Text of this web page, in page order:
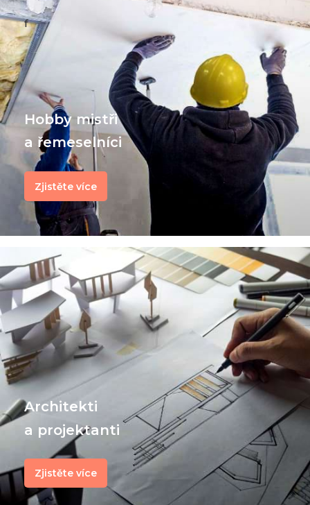
f
Hobby mistři
a řemeselníci
Zjistěte více
Architekti
a projektanti
Zjistěte více